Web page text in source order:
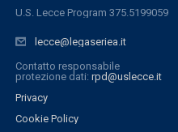
U.S. Lecce Program 375.5199059
lecce@legaseriea.it
Contatto responsabile
protezione dati: rpd@uslecce.it
Privacy
Cookie Policy